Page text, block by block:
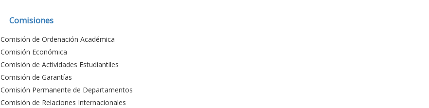
Comisiones
Comisión de Ordenación Académica
Comisión Económica
Comisión de Actividades Estudiantiles
Comisión de Garantías
Comisión Permanente de Departamentos
Comisión de Relaciones Internacionales